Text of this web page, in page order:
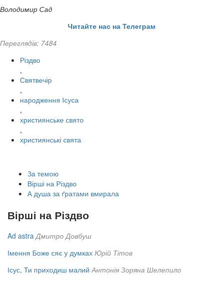
Володимир Сад
Читайте нас на Телеграм
Переглядів: 7484
Різдво
,
Святвечір
,
народження Ісуса
,
християнське свято
,
християнські свята
За темою
Вірші на Різдво
А душа за ґратами вмирала
Вірші на Різдво
Ad astra Дмитро Довбуш
Імення Боже сяє у думках Юрій Тітов
Ісус, Ти приходиш малий Антонія Зоряна Шелепило